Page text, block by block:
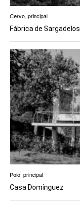
Cervo principal
Fábrica de Sargadelos
Poio principal
Casa Domínguez